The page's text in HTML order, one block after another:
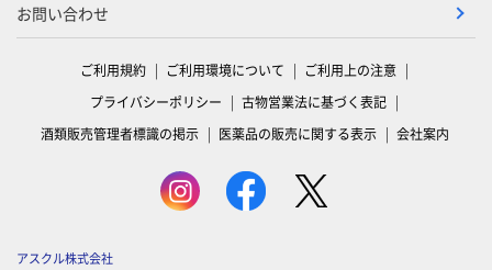
お問い合わせ
ご利用規約 ご利用環境について
ご利用上の注意
プライバシーポリシー
古物営業法に基づく表記
酒類販売管理者標識の掲示
医薬品の販売に関する表示 会社案内
アスクル株式会社